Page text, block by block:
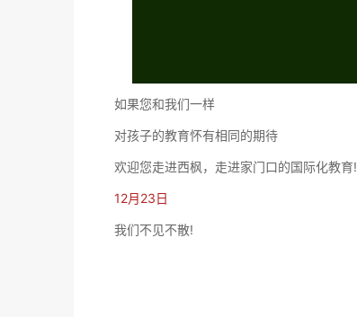
如果您和我们一样
对孩子的教育怀有相同的期待
欢迎您走进西枫，走进家门口的国际化教育!
12月23日
我们不见不散!